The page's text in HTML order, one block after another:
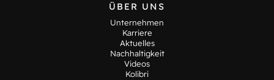
ÜBER UNS
Unternehmen
Karriere
Aktuelles
Nachhaltigkeit
Videos
Kolibri